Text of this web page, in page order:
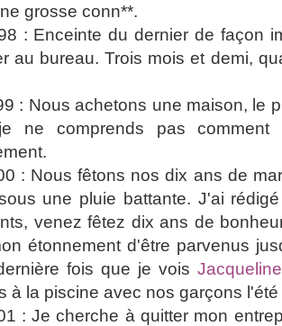
grosse conn**.
: Enceinte du dernier de façon
au bureau. Trois mois et demi,
: Nous achetons une maison, le
ne comprends pas
: Nous fêtons nos dix ans de
une pluie battante. J'ai
venez fêtez dix ans de
étonnement d'être parvenus
fois que je vois Jacqueline
à la piscine avec nos garçons
: Je cherche à quitter mon